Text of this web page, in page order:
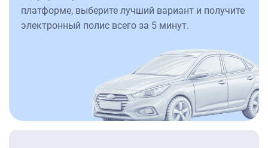
платформе, выберите лучший вариант и получите
электронный полис всего за 5 минут.